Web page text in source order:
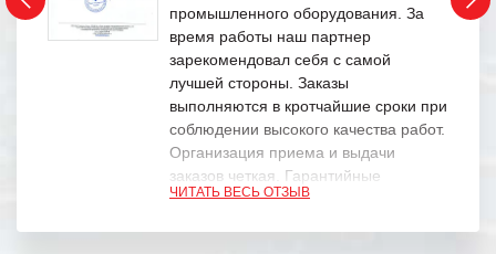
промышленного оборудования. За
время работы наш партнер
зарекомендовал себя с самой
лучшей стороны. Заказы
выполняются в кротчайшие сроки при
соблюдении высокого качества работ.
Организация приема и выдачи
заказов четкая. Гарантийные
обязательства выполняются в
ЧИТАТЬ ВЕСЬ ОТЗЫВ